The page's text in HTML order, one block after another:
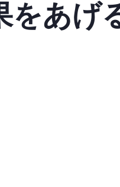
をあげ